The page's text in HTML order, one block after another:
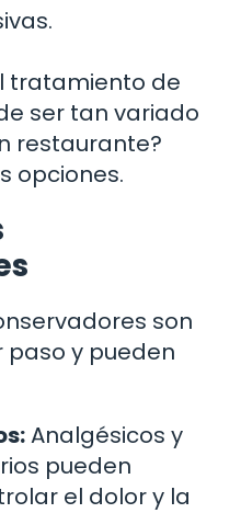
tratamiento de
ser tan variado
restaurante?
opciones.
son
y pueden
Analgésicos y
pueden
el dolor y la